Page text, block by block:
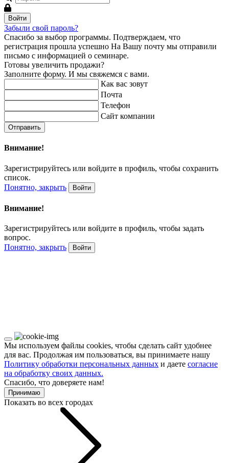
Войти
Забыли свой пароль?
Спасибо за выбор программы. Подтверждаем, что
регистрация прошла успешно На Вашу почту мы отправили
письмо с информацией о семинаре.
Готовы увеличить продажи?
Заполните форму. И мы свяжемся с вами.
Как вас зовут
Почта
Телефон
Сайт компании
Отправить
Внимание!
Зарегистрируйтесь или войдите в профиль, чтобы сохранить
список.
Понятно, закрыть
Войти
Внимание!
Зарегистрируйтесь или войдите в профиль, чтобы задать
вопрос.
Понятно, закрыть
Войти
Мы используем файлы cookies, чтобы сделать сайт удобнее
для вас. Продолжая им пользоваться, вы принимаете нашу
Политику обработки персональных данных и даете согласие
на обработку своих данных.
Спасибо, что доверяете нам!
Принимаю
Показать во всех городах